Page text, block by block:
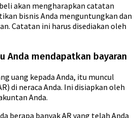
akan mengharapkan catatan
bisnis Anda menguntungkan dan
Catatan ini harus disediakan oleh
Anda mendapatkan bayaran
uang kepada Anda, itu muncul
di neraca Anda. Ini disiapkan oleh
Anda.
berapa banyak AR yang telah Anda